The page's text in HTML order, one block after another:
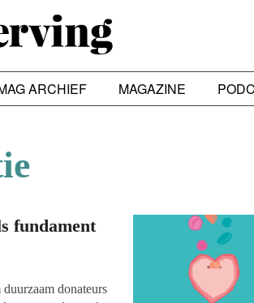
ARCHIEF MAGAZINE
fundament
donateurs